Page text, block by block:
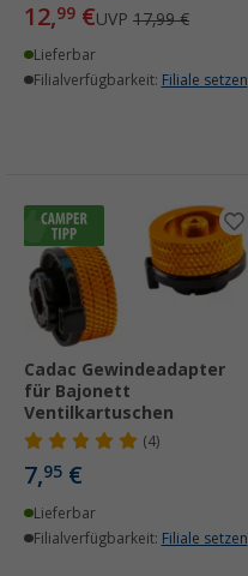
12,99 €UVP 17,99 €
Lieferbar
Filialverfügbarkeit: Filiale setzen
Cadac Gewindeadapter
für Bajonett
Ventilkartuschen
(4)
7,95 €
Lieferbar
Filialverfügbarkeit: Filiale setzen